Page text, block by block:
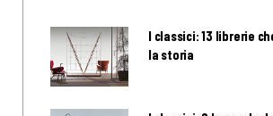
I classici: 13 librerie
la storia